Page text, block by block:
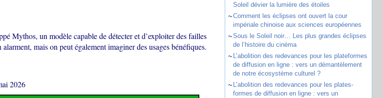
Mythos, un modèle capable de détecter et d’exploiter des failles
mais on peut également imaginer des usages bénéfiques.
2026
Soleil dévier la lumière des étoiles
~Comment les éclipses ont ouvert la cour
impériale chinoise aux sciences européennes
~Sous le Soleil noir… Les plus grandes éclipses
de l’histoire du cinéma
~ L’abolition des redevances pour les plateformes
de diffusion en ligne : vers un démantèlement
de notre écosystème culturel ?
~ L’abolition des redevances pour les plates-
formes de diffusion en ligne : vers un